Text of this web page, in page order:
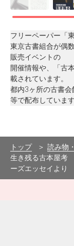
フリーペーパー「
東京古書組合が偶
販売イベントの
開催情報や、「古
載されています。
都内3ヶ所の古書
等で配布しています
トップ
読み物
生き残る古本屋考
ーズエッセイより